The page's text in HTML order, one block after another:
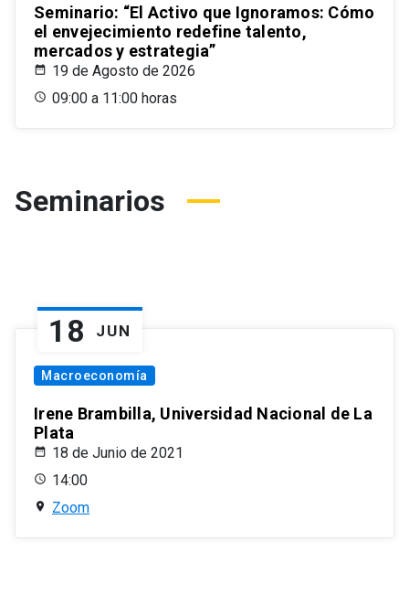
Seminario: “El Activo que Ignoramos: Cómo
el envejecimiento redefine talento,
mercados y estrategia”
19 de Agosto de 2026
09:00 a 11:00 horas
Seminarios
18 JUN
Macroeconomía
Irene Brambilla, Universidad Nacional de La
Plata
18 de Junio de 2021
14:00
Zoom